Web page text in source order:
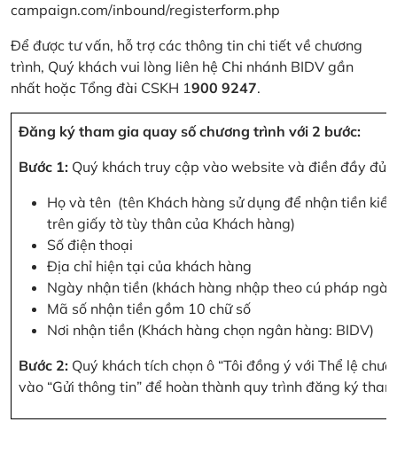
campaign.com/inbound/registerform.php
Để được tư vấn, hỗ trợ các thông tin chi tiết về chương
trình, Quý khách vui lòng liên hệ Chi nhánh BIDV gần
nhất hoặc Tổng đài CSKH 1900 9247.
Đăng ký tham gia quay số chương trình với 2 bước:
Bước 1: Quý khách truy cập vào website và điền đầy đủ
Họ và tên (tên Khách hàng sử dụng để nhận tiền
trên giấy tờ tùy thân của Khách hàng)
Số điện thoại
Địa chỉ hiện tại của khách hàng
Ngày nhận tiền (khách hàng nhập theo cú pháp
Mã số nhận tiền gồm 10 chữ số
Nơi nhận tiền (Khách hàng chọn ngân hàng: BIDV)
Bước 2: Quý khách tích chọn ô “Tôi đồng ý với Thể lệ
vào “Gửi thông tin” để hoàn thành quy trình đăng ký